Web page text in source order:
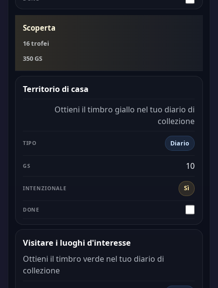
Scoperta
16 trofei
350 GS
Territorio di casa
Ottieni il timbro giallo nel tuo diario di
collezione
Diario
Sì
10
Visitare i luoghi d'interesse
Ottieni il timbro verde nel tuo diario di
collezione